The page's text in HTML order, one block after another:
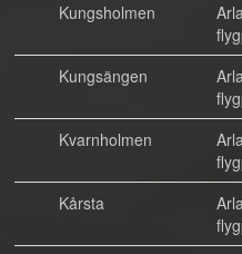
Kungsholmen
Kungsängen
Kvarnholmen
Kårsta